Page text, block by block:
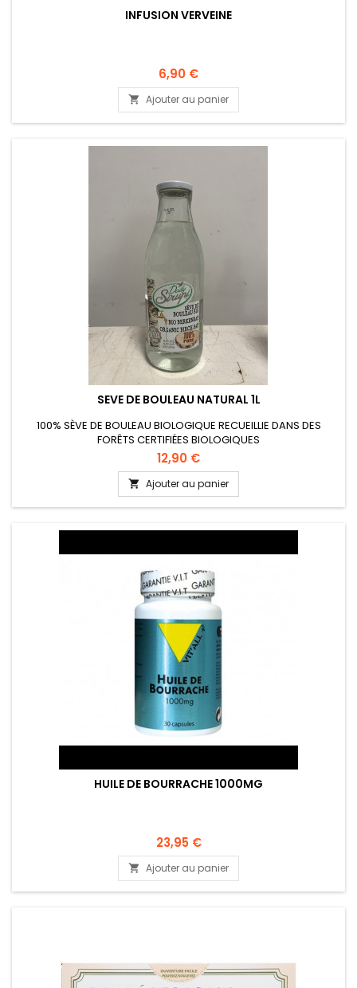
INFUSION VERVEINE
6,90 €
 Ajouter au panier
SEVE DE BOULEAU NATURAL 1L
100% SÈVE DE BOULEAU BIOLOGIQUE RECUEILLIE DANS DES
FORÊTS CERTIFIÉES BIOLOGIQUES
12,90 €
 Ajouter au panier
HUILE DE BOURRACHE 1000MG
23,95 €
 Ajouter au panier